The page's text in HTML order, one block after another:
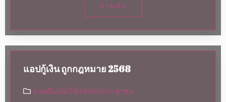
อ่านต่อ
แอปกู้เงิน ถูกกฎหมาย 2568
แอพยืมเงินใช้แค่บัตรประชาชน